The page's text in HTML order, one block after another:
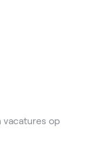
vacatures op